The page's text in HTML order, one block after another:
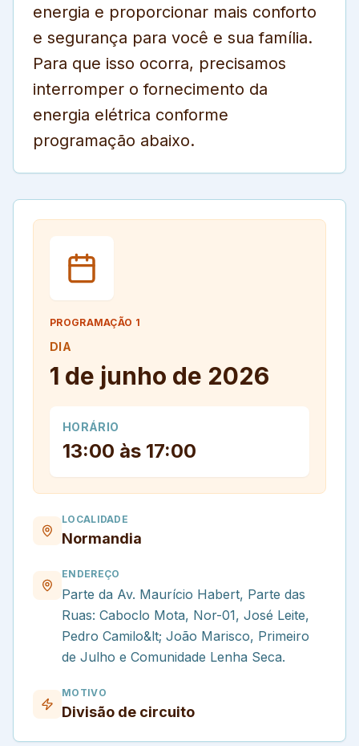
energia e proporcionar mais conforto
e segurança para você e sua família.
Para que isso ocorra, precisamos
interromper o fornecimento da
energia elétrica conforme
programação abaixo.
PROGRAMAÇÃO 1
DIA
1 de junho de 2026
HORÁRIO
13:00 às 17:00
LOCALIDADE
Normandia
ENDEREÇO
Parte da Av. Maurício Habert, Parte das
Ruas: Caboclo Mota, Nor-01, José Leite,
Pedro Camilo&lt; João Marisco, Primeiro
de Julho e Comunidade Lenha Seca.
MOTIVO
Divisão de circuito